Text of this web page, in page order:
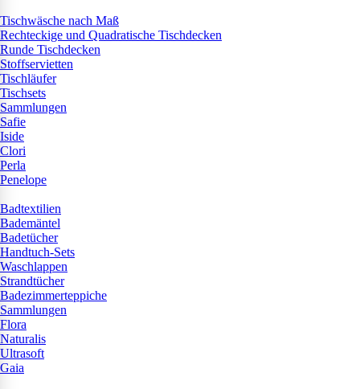
Tischwäsche nach Maß
Rechteckige und Quadratische Tischdecken
Runde Tischdecken
Stoffservietten
Tischläufer
Tischsets
Sammlungen
Safie
Iside
Clori
Perla
Penelope
Badtextilien
Bademäntel
Badetücher
Handtuch-Sets
Waschlappen
Strandtücher
Badezimmerteppiche
Sammlungen
Flora
Naturalis
Ultrasoft
Gaia